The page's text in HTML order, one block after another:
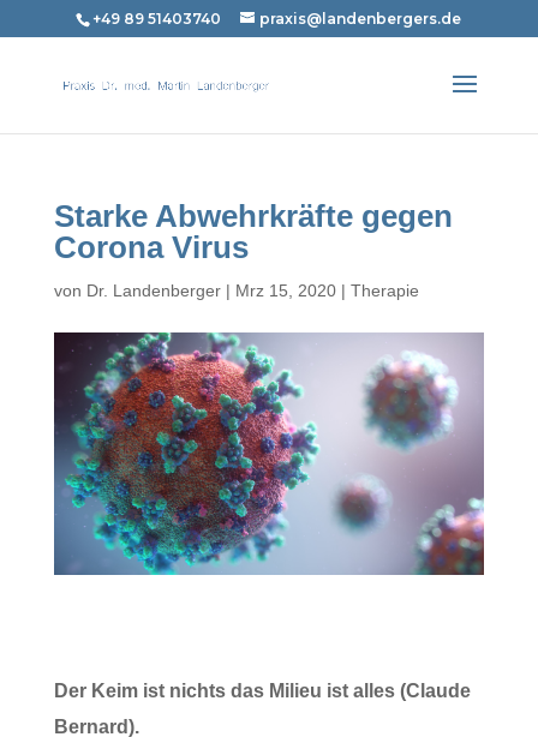
+49 89 51403740 praxis@landenbergers.de
Starke Abwehrkräfte gegen
Corona Virus
von Dr. Landenberger| Mrz 15, 2020| Therapie
Der Keim ist nichts das Milieu ist alles (Claude
Bernard).